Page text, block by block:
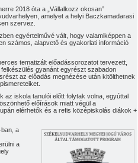
2018 óta a „Vállalkozz okosan”
amelyet a helyi Baczkamadarasi
szervez.
egyértelművé vált, hogy valamiképpen a
számos, alapvető és gyakorlati információ
tematizált előadássorozatot tervezett,
gyanánt egyrészt szabadon
az előadás megnézése után kitölthetnek
az iskola tanulói előtt folytak volna, egyúttal
előírások miatt végül a
elérhetők és a refis középiskolás diákok +
a
a